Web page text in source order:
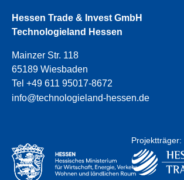
Hessen Trade & Invest GmbH
Technologieland Hessen
Mainzer Str. 118
65189 Wiesbaden
Tel +49 611 95017-8672
info@technologieland-hessen.de
Projektträger: